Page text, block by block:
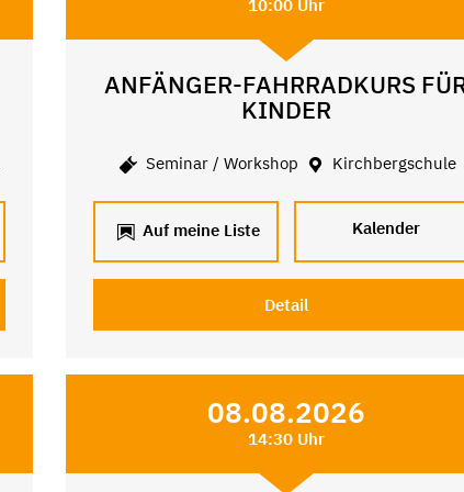
10:00 Uhr
ANFÄNGER-FAHRRADKURS
KINDER
Seminar / Workshop Kirchbergschule
Auf meine Liste Kalender
Detail
08.08.2026
14:30 Uhr